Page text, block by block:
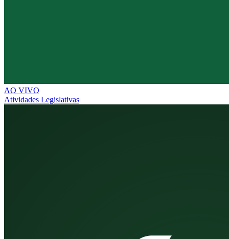
AO VIVO
Atividades Legislativas